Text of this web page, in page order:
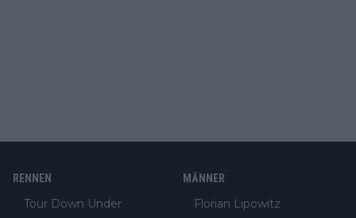
RENNEN
Tour Down Under
MÄNNER
Florian Lipowitz